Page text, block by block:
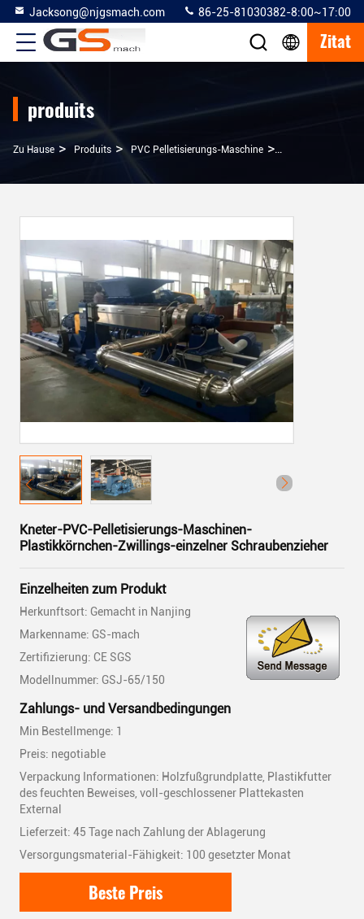
Jacksong@njgsmach.com 86-25-81030382-8:00~17:00
Zitat
produits
Zu Hause > Produits > PVC Pelletisierungs-Maschine >
Kneter-PVC-Pelletisierungs-Maschinen-
Plastikkörnchen-Zwillings-einzelner Schraubenzieher
Einzelheiten zum Produkt
Herkunftsort: Gemacht in Nanjing
Markenname: GS-mach
Zertifizierung: CE SGS
Modellnummer: GSJ-65/150
Zahlungs- und Versandbedingungen
Min Bestellmenge: 1
Preis: negotiable
Verpackung Informationen: Holzfußgrundplatte, Plastikfutter
des feuchten Beweises, voll-geschlossener Plattekasten
External
Lieferzeit: 45 Tage nach Zahlung der Ablagerung
Versorgungsmaterial-Fähigkeit: 100 gesetzter Monat
Beste Preis